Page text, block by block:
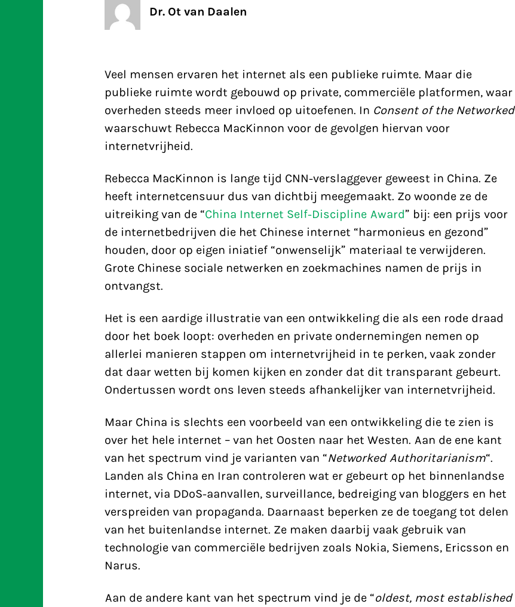
Dr. Ot van Daalen
Veel mensen ervaren het internet als een publieke ruimte. Maar die
publieke ruimte wordt gebouwd op private, commerciële platformen, waar
overheden steeds meer invloed op uitoefenen. In Consent of the Networked
waarschuwt Rebecca MacKinnon voor de gevolgen hiervan voor
internetvrijheid.
Rebecca MacKinnon is lange tijd CNN-verslaggever geweest in China. Ze
heeft internetcensuur dus van dichtbij meegemaakt. Zo woonde ze de
uitreiking van de “China Internet Self-Discipline Award” bij: een prijs voor
de internetbedrijven die het Chinese internet “harmonieus en gezond”
houden, door op eigen iniatief “onwenselijk” materiaal te verwijderen.
Grote Chinese sociale netwerken en zoekmachines namen de prijs in
ontvangst.
Het is een aardige illustratie van een ontwikkeling die als een rode draad
door het boek loopt: overheden en private ondernemingen nemen op
allerlei manieren stappen om internetvrijheid in te perken, vaak zonder
dat daar wetten bij komen kijken en zonder dat dit transparant gebeurt.
Ondertussen wordt ons leven steeds afhankelijker van internetvrijheid.
Maar China is slechts een voorbeeld van een ontwikkeling die te zien is
over het hele internet – van het Oosten naar het Westen. Aan de ene kant
van het spectrum vind je varianten van “Networked Authoritarianism“.
Landen als China en Iran controleren wat er gebeurt op het binnenlandse
internet, via DDoS-aanvallen, surveillance, bedreiging van bloggers en het
verspreiden van propaganda. Daarnaast beperken ze de toegang tot delen
van het buitenlandse internet. Ze maken daarbij vaak gebruik van
technologie van commerciële bedrijven zoals Nokia, Siemens, Ericsson en
Narus.
Aan de andere kant van het spectrum vind je de “oldest, most established